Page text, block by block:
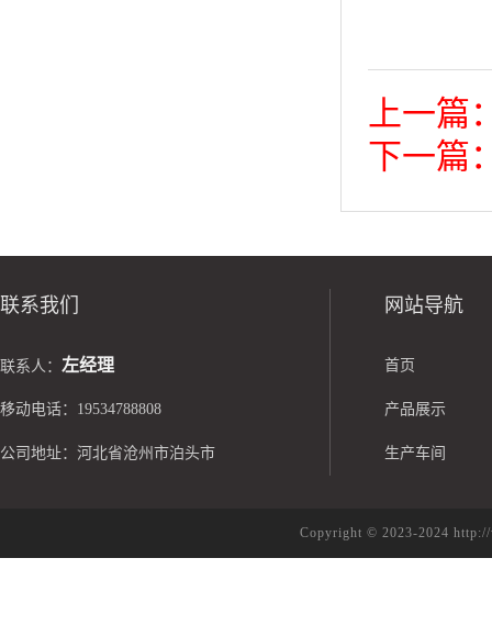
上一篇
下一篇
联系我们
联系人： 左经理
移动电话：19534788808
公司地址：河北省沧州市泊头市
网站导航
首页
产品展示
生产车间
Copyright © 2023-2024